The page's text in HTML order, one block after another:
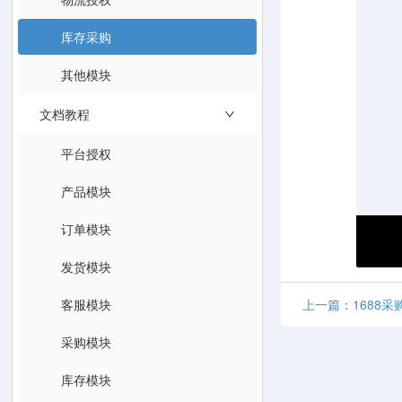
库存采购
其他模块
文档教程
平台授权
产品模块
订单模块
发货模块
客服模块
采购模块
库存模块
上一篇：1688采